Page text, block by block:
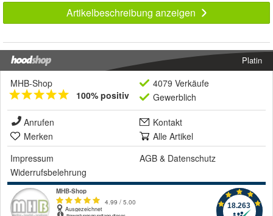
Artikelbeschreibung anzeigen
Platin
MHB-Shop
100% positiv
4079 Verkäufe
Gewerblich
Anrufen
Kontakt
Merken
Alle Artikel
Impressum
AGB & Datenschutz
Widerrufsbelehrung